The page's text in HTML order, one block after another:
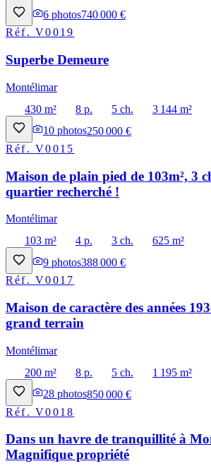
6 photos740 000 €
Réf.V0019
Superbe Demeure
Montélimar
430 m²
8 p. 5 ch.
3 144 m²
10 photos250 000 €
Réf.V0015
Maison de plain pied de 103m², 3
quartier recherché !
Montélimar
103 m²
4 p. 3 ch.
625 m²
9 photos388 000 €
Réf.V0017
Maison de caractère des années
grand terrain
Montélimar
200 m²
8 p. 5 ch.
1 195 m²
28 photos850 000 €
Réf.V0018
Dans un havre de tranquillité à
Magnifique propriété